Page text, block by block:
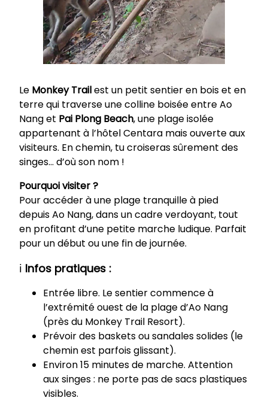
Le Monkey Trailest un petit sentier en bois et en
terre qui traverse une colline boisée entre Ao
Nang et Pai Plong Beach, une plage isolée
appartenant à l’hôtel Centara mais ouverte aux
visiteurs. En chemin, tu croiseras sûrement des
singes… d’où son nom !
Pourquoi visiter ?
Pour accéder à une plage tranquille à pied
depuis Ao Nang, dans un cadre verdoyant, tout
en profitant d’une petite marche ludique. Parfait
pour un début ou une fin de journée.
ℹ️ Infos pratiques :
Entrée libre. Le sentier commence à
l’extrémité ouest de la plage d’Ao Nang
(près du Monkey Trail Resort).
Prévoir des baskets ou sandales solides (le
chemin est parfois glissant).
Environ 15 minutes de marche. Attention
aux singes : ne porte pas de sacs plastiques
visibles.